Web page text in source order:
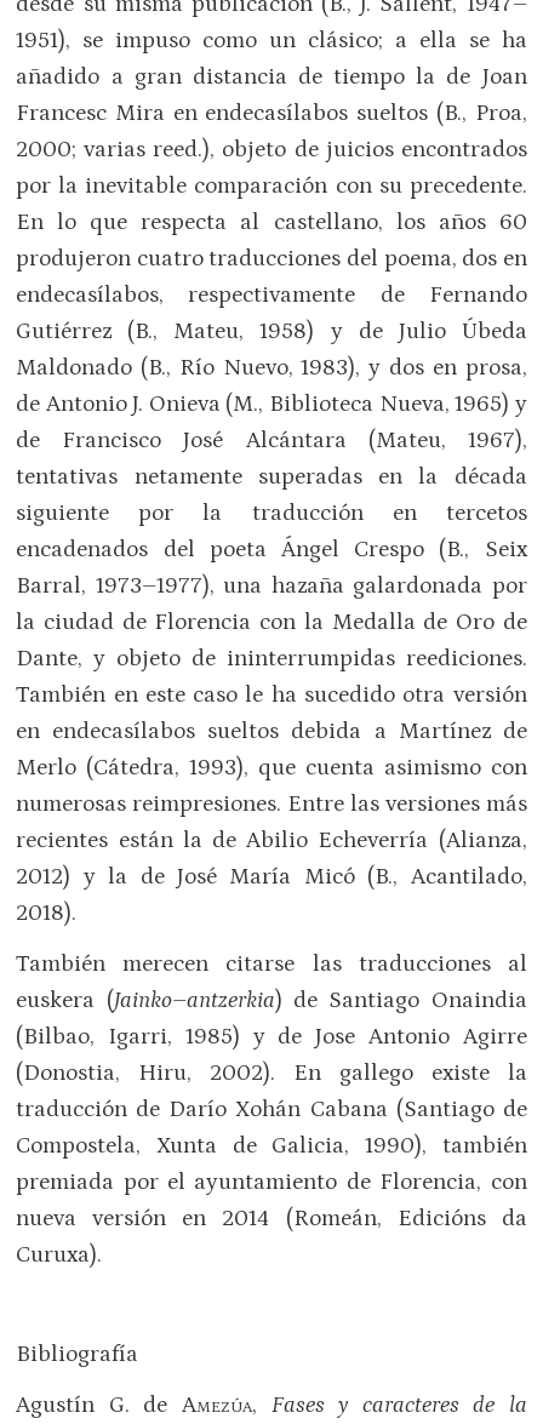
1951), se impuso como un clásico; a ella se ha
añadido a gran distancia de tiempo la de Joan
Francesc Mira en endecasílabos sueltos (B., Proa,
2000; varias reed.), objeto de juicios encontrados
por la inevitable comparación con su precedente.
En lo que respecta al castellano, los años 60
produjeron cuatro traducciones del poema, dos en
endecasílabos, respectivamente de Fernando
Gutiérrez (B., Mateu, 1958) y de Julio Úbeda
Maldonado (B., Río Nuevo, 1983), y dos en prosa,
de Antonio J. Onieva (M., Biblioteca Nueva, 1965) y
de Francisco José Alcántara (Mateu, 1967),
tentativas netamente superadas en la década
siguiente por la traducción en tercetos
encadenados del poeta Ángel Crespo (B., Seix
Barral, 1973–1977), una hazaña galardonada por
la ciudad de Florencia con la Medalla de Oro de
Dante, y objeto de ininterrumpidas reediciones.
También en este caso le ha sucedido otra versión
en endecasílabos sueltos debida a Martínez de
Merlo (Cátedra, 1993), que cuenta asimismo con
numerosas reimpresiones. Entre las versiones más
recientes están la de Abilio Echeverría (Alianza,
2012) y la de José María Micó (B., Acantilado,
2018).
También merecen citarse las traducciones al
euskera (Jainko–antzerkia) de Santiago Onaindia
(Bilbao, Igarri, 1985) y de Jose Antonio Agirre
(Donostia, Hiru, 2002). En gallego existe la
traducción de Darío Xohán Cabana (Santiago de
Compostela, Xunta de Galicia, 1990), también
premiada por el ayuntamiento de Florencia, con
nueva versión en 2014 (Romeán, Edicións da
Curuxa).
Bibliografía
Agustín G. de Amezúa, Fases y caracteres de la